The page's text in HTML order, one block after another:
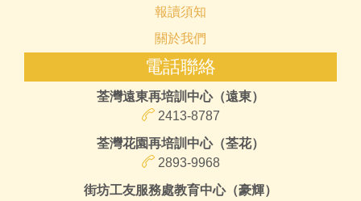
報讀須知
關於我們
電話聯絡
荃灣遠東再培訓中心（遠東）
2413-8787
荃灣花園再培訓中心（荃花）
2893-9968
街坊工友服務處教育中心（豪輝）